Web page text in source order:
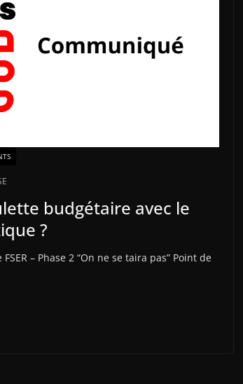
budgétaire avec le
?
– Phase 2 “On ne se taira pas” Point de